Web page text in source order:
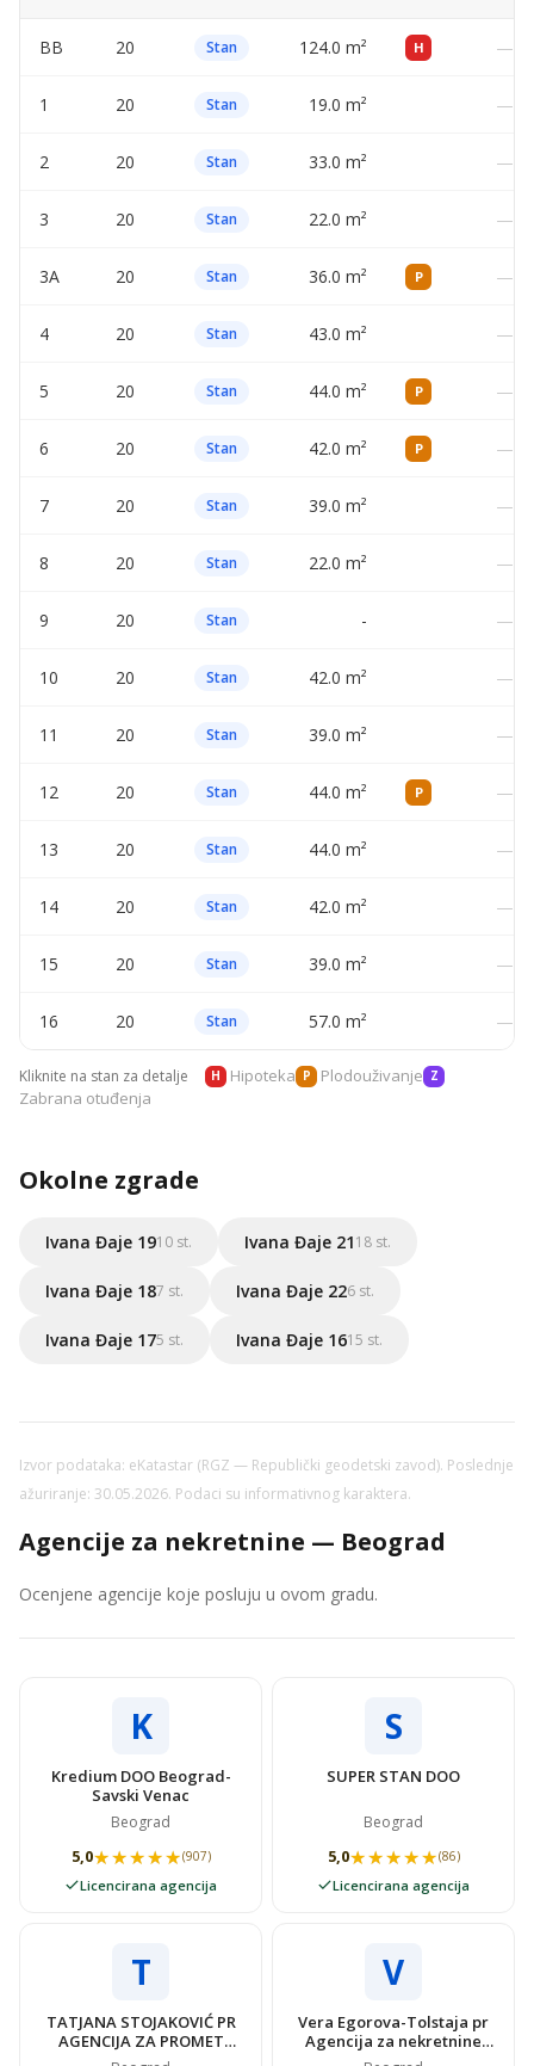
BB 20 Stan 124.0 m² H —
1 20 Stan 19.0 m² —
2 20 Stan 33.0 m² —
3 20 Stan 22.0 m² —
3A 20 Stan 36.0 m² P —
4 20 Stan 43.0 m² —
5 20 Stan 44.0 m² P —
6 20 Stan 42.0 m² P —
7 20 Stan 39.0 m² —
8 20 Stan 22.0 m² —
9 20 Stan - —
10 20 Stan 42.0 m² —
11 20 Stan 39.0 m² —
12 20 Stan 44.0 m² P —
13 20 Stan 44.0 m² —
14 20 Stan 42.0 m² —
15 20 Stan 39.0 m² —
16 20 Stan 57.0 m² —
Kliknite na stan za detalje H Hipoteka P Plodouživanje Z
Zabrana otuđenja
Okolne zgrade
Ivana Đaje 1910 st. Ivana Đaje 2118 st.
Ivana Đaje 187 st. Ivana Đaje 226 st.
Ivana Đaje 175 st. Ivana Đaje 1615 st.
Izvor podataka: eKatastar (RGZ — Republički geodetski zavod). Poslednje
ažuriranje: 30.05.2026. Podaci su informativnog karaktera.
Agencije za nekretnine — Beograd
Ocenjene agencije koje posluju u ovom gradu.
K
Kredium DOO Beograd-
Savski Venac
Beograd
5,0★★★★★
★★★★★(907)
Licencirana agencija
S
SUPER STAN DOO
Beograd
5,0★★★★★
★★★★★(86)
Licencirana agencija
T
TATJANA STOJAKOVIĆ PR
AGENCIJA ZA PROMET
NEKRETNINAMA SUPER
V
Vera Egorova-Tolstaja pr
Agencija za nekretnine
VIDOVSTAN